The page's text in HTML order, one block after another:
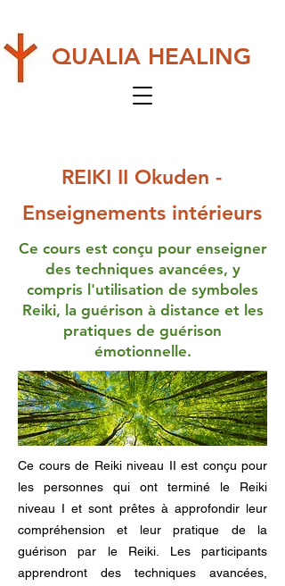
QUALIA HEALING
REIKI II Okuden -
Enseignements intérieurs
Ce cours est conçu pour enseigner
des techniques avancées, y
compris l'utilisation de symboles
Reiki, la guérison à distance et les
pratiques de guérison
émotionnelle.
Ce cours de Reiki niveau II est conçu pour
les personnes qui ont terminé le Reiki
niveau I et sont prêtes à approfondir leur
compréhension et leur pratique de la
guérison par le Reiki. Les participants
apprendront des techniques avancées,